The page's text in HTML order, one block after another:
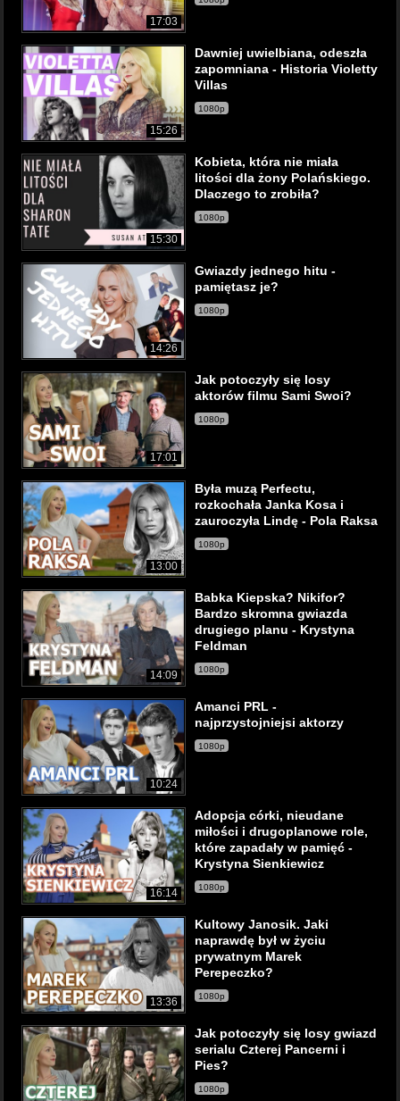
17:03
15:26
Dawniej uwielbiana, odeszła
zapomniana - Historia Violetty
Villas
1080p
15:30
Kobieta, która nie miała
litości dla żony Polańskiego.
Dlaczego to zrobiła?
1080p
14:26
Gwiazdy jednego hitu -
pamiętasz je?
1080p
17:01
Jak potoczyły się losy
aktorów filmu Sami Swoi?
1080p
13:00
Była muzą Perfectu,
rozkochała Janka Kosa i
zauroczyła Lindę - Pola Raksa
1080p
14:09
Babka Kiepska? Nikifor?
Bardzo skromna gwiazda
drugiego planu - Krystyna
Feldman
1080p
10:24
Amanci PRL -
najprzystojniejsi aktorzy
1080p
16:14
Adopcja córki, nieudane
miłości i drugoplanowe role,
które zapadały w pamięć -
Krystyna Sienkiewicz
1080p
13:36
Kultowy Janosik. Jaki
naprawdę był w życiu
prywatnym Marek
Perepeczko?
1080p
Jak potoczyły się losy gwiazd
serialu Czterej Pancerni i
Pies?
1080p